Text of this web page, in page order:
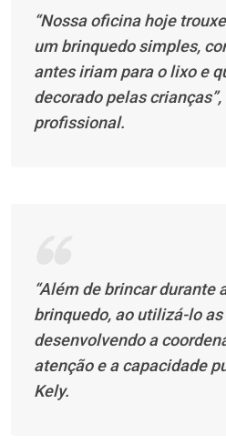
“Nossa oficina hoje
um brinquedo simples,
antes iriam para o lixo e
decorado pelas
profissional.
“Além de brincar durante
brinquedo, ao utilizá-lo
desenvolvendo a
atenção e a capacidade
Kely.